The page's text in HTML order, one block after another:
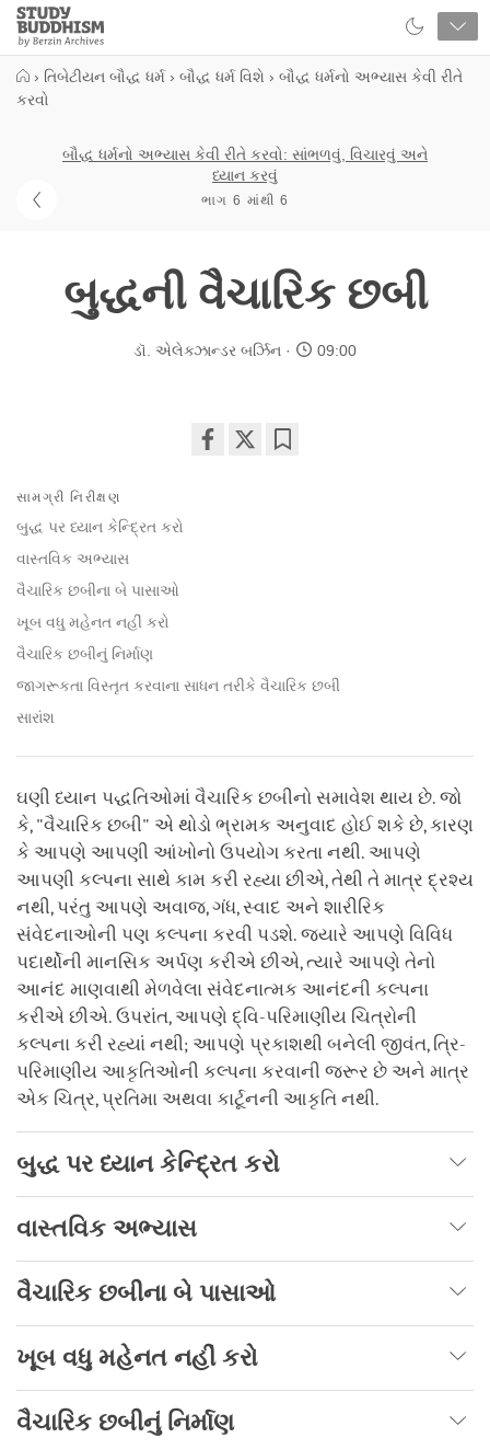
Close
Study
Buddhism
Home
› તિબેટીયન બૌદ્ધ ધર્મ › બૌદ્ધ ધર્મ વિશે › બૌદ્ધ ધર્મનો અભ્યાસ કેવી રીતે
કરવો
બૌદ્ધ ધર્મનો અભ્યાસ કેવી રીતે કરવો: સાંભળવું, વિચારવું અને
ધ્યાન કરવું
ભાગ 6 માંથી 6
બુદ્ધની વૈચારિક છબી
ડૉ. એલેક્ઝાન્ડર બર્ઝિન 09:00
સામગ્રી નિરીક્ષણ
બુદ્ધ પર ધ્યાન કેન્દ્રિત કરો
વાસ્તવિક અભ્યાસ
વૈચારિક છબીના બે પાસાઓ
ખૂબ વધુ મહેનત નહીં કરો
વૈચારિક છબીનું નિર્માણ
જાગરૂકતા વિસ્તૃત કરવાના સાધન તરીકે વૈચારિક છબી
સારાંશ
ઘણી ધ્યાન પદ્ધતિઓમાં વૈચારિક છબીનો સમાવેશ થાય છે. જો
કે, "વૈચારિક છબી" એ થોડો ભ્રામક અનુવાદ હોઈ શકે છે, કારણ
કે આપણે આપણી આંખોનો ઉપયોગ કરતા નથી. આપણે
આપણી કલ્પના સાથે કામ કરી રહ્યા છીએ, તેથી તે માત્ર દ્રશ્ય
નથી, પરંતુ આપણે અવાજ, ગંધ, સ્વાદ અને શારીરિક
સંવેદનાઓની પણ કલ્પના કરવી પડશે. જ્યારે આપણે વિવિધ
પદાર્થોની માનસિક અર્પણ કરીએ છીએ, ત્યારે આપણે તેનો
આનંદ માણવાથી મેળવેલા સંવેદનાત્મક આનંદની કલ્પના
કરીએ છીએ. ઉપરાંત, આપણે દ્વિ-પરિમાણીય ચિત્રોની
કલ્પના કરી રહ્યાં નથી; આપણે પ્રકાશથી બનેલી જીવંત, ત્રિ-
પરિમાણીય આકૃતિઓની કલ્પના કરવાની જરૂર છે અને માત્ર
એક ચિત્ર, પ્રતિમા અથવા કાર્ટૂનની આકૃતિ નથી.
બુદ્ધ પર ધ્યાન કેન્દ્રિત કરો
વાસ્તવિક અભ્યાસ
વૈચારિક છબીના બે પાસાઓ
ખૂબ વધુ મહેનત નહીં કરો
વૈચારિક છબીનું નિર્માણ